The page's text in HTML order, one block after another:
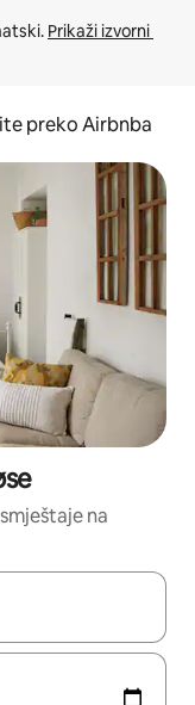
Prikaži izvorni
preko Airbnba
na
ih pregledati